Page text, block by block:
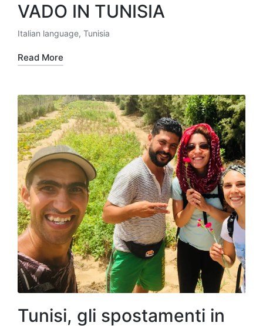
VADO IN TUNISIA
Posted
in
Italian language, Tunisia
Read More
Tunisi, gli spostamenti in